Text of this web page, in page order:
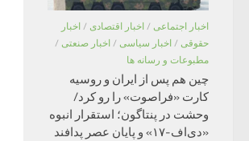
اخبار اجتماعی / اخبار اقتصادی / اخبار
حقوقی / اخبار سیاسی / اخبار صنعتی /
مطبوعات و رسانه ها
چین هم پس از ایران و روسیه
کارت «فراصوت» را رو کرد/
وحشت در پنتاگون؛ استقرار انبوه
«دی‌اف‑۱۷» و پایان عصر پدافند